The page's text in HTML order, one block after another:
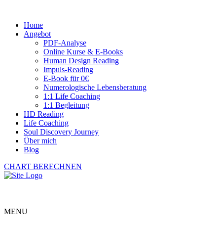
Home
Angebot
PDF-Analyse
Online Kurse & E-Books
Human Design Reading
Impuls-Reading
E-Book für 0€
Numerologische Lebensberatung
1:1 Life Coaching
1:1 Begleitung
HD Reading
Life Coaching
Soul Discovery Journey
Über mich
Blog
CHART BERECHNEN
MENU